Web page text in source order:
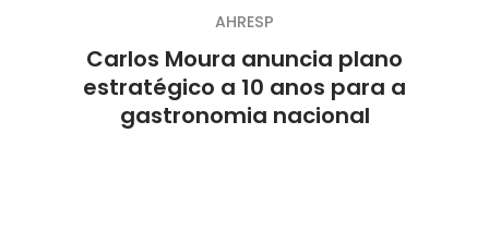
Carlos Moura anuncia plano
estratégico a 10 anos para a
gastronomia nacional
AHRESP